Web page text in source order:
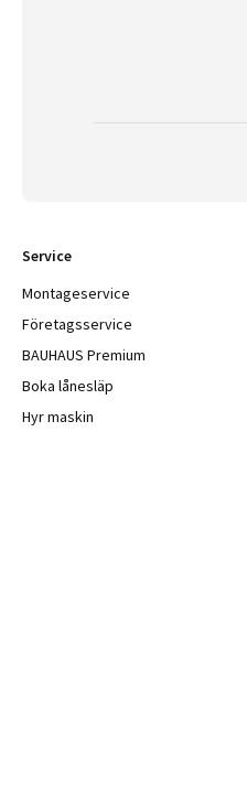
Service
Montageservice
Företagsservice
BAUHAUS Premium
Boka lånesläp
Hyr maskin